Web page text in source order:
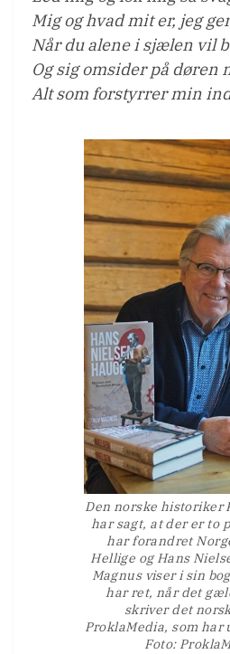
Mig og hvad mit er, jeg
Når du alene i sjælen vil
Og sig omsider på døren
Alt som forstyrrer min
Den norske historiker
har sagt, at der er to
har forandret
Hellige og Hans
Magnus viser i sin
har ret, når det
skriver det
ProklaMedia, som har
Foto: